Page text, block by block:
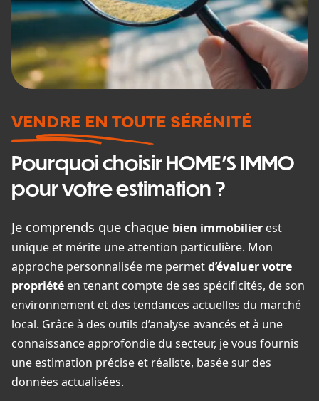
Pourquoi choisir HOME'S IMMO
pour votre estimation ?
VENDRE EN TOUTE SÉRÉNITÉ
Je comprends que chaque bien immobilier est
unique et mérite une attention particulière. Mon
approche personnalisée me permetd’évaluer votre
propriété en tenant compte de ses spécificités, de son
environnement et des tendances actuelles du marché
local. Grâce à des outils d’analyse avancés et à une
connaissance approfondie du secteur, je vous fournis
une estimation précise et réaliste, basée sur des
données actualisées.